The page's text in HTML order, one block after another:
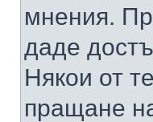
мнения.
даде
Някои от
пращане